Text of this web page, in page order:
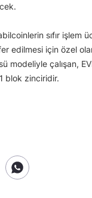
sıfır işlem
edilmesi için özel
modeliyle çalışan,
blok zinciridir.